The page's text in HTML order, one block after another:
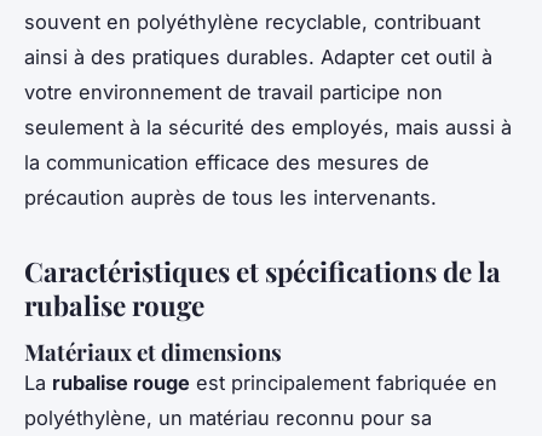
souvent en polyéthylène recyclable, contribuant
ainsi à des pratiques durables. Adapter cet outil à
votre environnement de travail participe non
seulement à la sécurité des employés, mais aussi à
la communication efficace des mesures de
précaution auprès de tous les intervenants.
Caractéristiques et spécifications de la
rubalise rouge
Matériaux et dimensions
La rubalise rouge est principalement fabriquée en
polyéthylène, un matériau reconnu pour sa